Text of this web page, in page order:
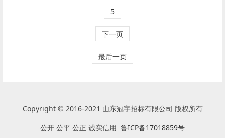
5
下一页
最后一页
Copyright © 2016-2021 山东冠宇招标有限公司 版权所有
公开 公平 公正 诚实信用 鲁ICP备17018859号